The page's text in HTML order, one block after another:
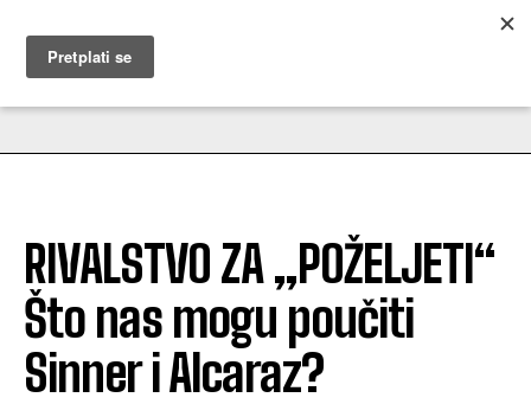
MUŽEVNI BUDITE
RIVALSTVO ZA „POŽELJETI“
Što nas mogu poučiti
Sinner i Alcaraz?